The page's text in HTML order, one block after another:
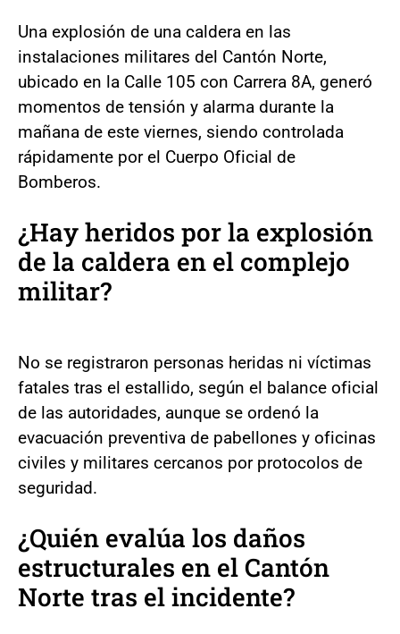
Una explosión de una caldera en las
instalaciones militares del Cantón Norte,
ubicado en la Calle 105 con Carrera 8A, generó
momentos de tensión y alarma durante la
mañana de este viernes, siendo controlada
rápidamente por el Cuerpo Oficial de
Bomberos.
¿Hay heridos por la explosión
de la caldera en el complejo
militar?
No se registraron personas heridas ni víctimas
fatales tras el estallido, según el balance oficial
de las autoridades, aunque se ordenó la
evacuación preventiva de pabellones y oficinas
civiles y militares cercanos por protocolos de
seguridad.
¿Quién evalúa los daños
estructurales en el Cantón
Norte tras el incidente?